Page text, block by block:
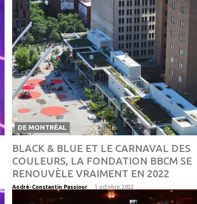
DE MONTRÉAL
BLACK & BLUE ET LE CARNAVAL DES
COULEURS, LA FONDATION BBCM SE
RENOUVÈLE VRAIMENT EN 2022
André-Constantin Passiour - 1 octobre 2022